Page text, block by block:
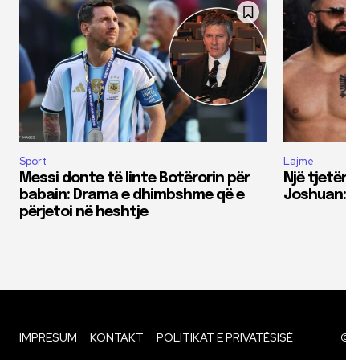
Sport
Messi donte të linte Botërorin për
babain: Drama e dhimbshme që e
përjetoi në heshtje
Lajme
Një
IMPRESUM KONTAKT POLITIKAT E PRIVATËSISË